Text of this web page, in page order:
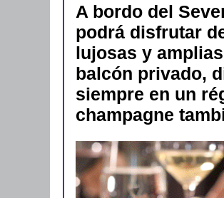
A bordo del
podrá disfrutar
lujosas y
balcón privado,
siempre en un
champagne